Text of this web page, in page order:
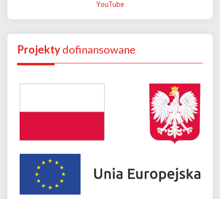
YouTube
Projektydofinansowane